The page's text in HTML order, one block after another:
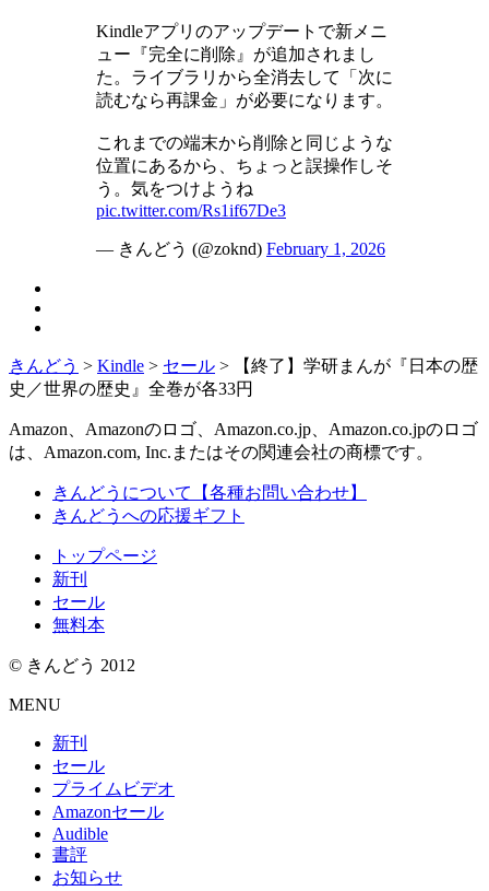
Kindleアプリのアップデートで新メニ
ュー『完全に削除』が追加されまし
た。ライブラリから全消去して「次に
読むなら再課金」が必要になります。
これまでの端末から削除と同じような
位置にあるから、ちょっと誤操作しそ
う。気をつけようね
pic.twitter.com/Rs1if67De3
— きんどう (@zoknd) February 1, 2026
きんどう > Kindle > セール >
【終了】学研まんが『日本の歴
史／世界の歴史』全巻が各33円
Amazon、Amazonのロゴ、Amazon.co.jp、Amazon.co.jpのロゴ
は、Amazon.com, Inc.またはその関連会社の商標です。
きんどうについて【各種お問い合わせ】
きんどうへの応援ギフト
トップページ
新刊
セール
無料本
© きんどう 2012
MENU
新刊
セール
プライムビデオ
Amazonセール
Audible
書評
お知らせ